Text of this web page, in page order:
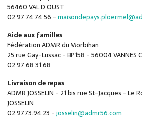
56460 VAL D OUST
02 97 74 74 56 -
Aide aux familles
Fédération ADMR du Morbihan
25 rue Gay-Lussac - BP158 - 56004 VANNES
02 97 68 31 68
Livraison de repas
ADMR JOSSELIN - 21 bis rue St-Jacques - Le
JOSSELIN
02.97.73.94.23 -josselin@admr56.com